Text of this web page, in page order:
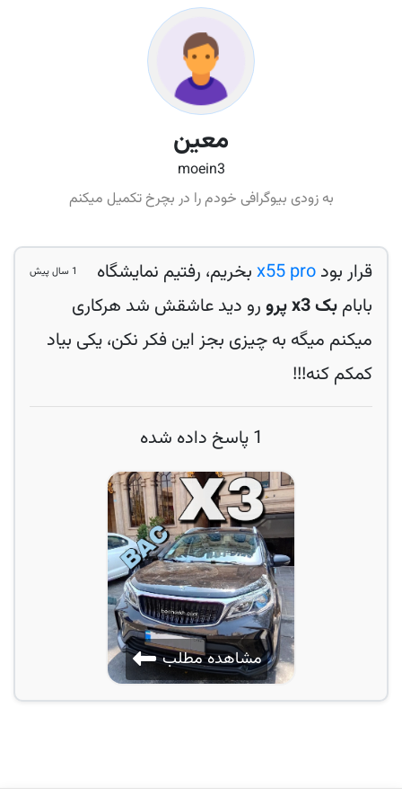
معین
moein3
به زودی بیوگرافی خودم را در بچرخ تکمیل میکنم
1 سال پیش قرار بودx55 proبخریم، رفتیم نمایشگاه
بابامبک x3 پرو
رو دید عاشقش شد هرکاری
میکنم میگه به چیزی بجز این فکر نکن، یکی بیاد
کمکم کنه!!!
1 پاسخ داده شده
مشاهده مطلب